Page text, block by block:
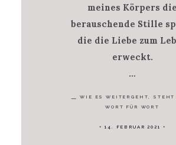
meines Körpers die
berauschende Stille
die die Liebe zum
erweckt.
…
WIE ES WEITERGEHT, STEHT
WORT FÜR WORT
*14. FEBRUAR 2021 *